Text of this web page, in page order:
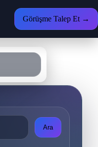
Görüşme Talep Et →
Ara